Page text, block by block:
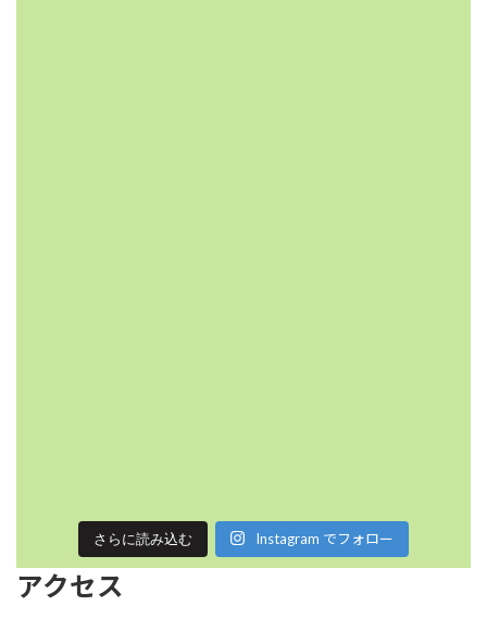
さらに読み込む Instagram でフォロー
アクセス